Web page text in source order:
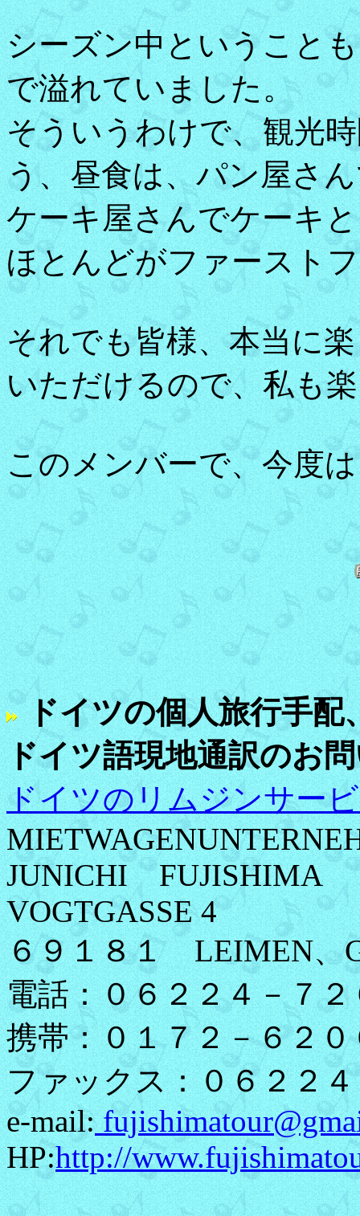
シーズン中ということ
で溢れていました。
そういうわけで、観光
う、昼食は、パン屋さ
ケーキ屋さんでケーキ
ほとんどがファースト
それでも皆様、本当に
いただけるので、私も
このメンバーで、今度
ドイツの個人旅行手配
ドイツ語現地通訳のお
ドイツのリムジンサー
JUNICHI FUJISHIMA
VOGTGASSE 4
６９１８１ LEIMEN、
電話：０６２２４－７２
携帯：０１７２－６２
ファックス：０６２２
e-mail:
HP:http://